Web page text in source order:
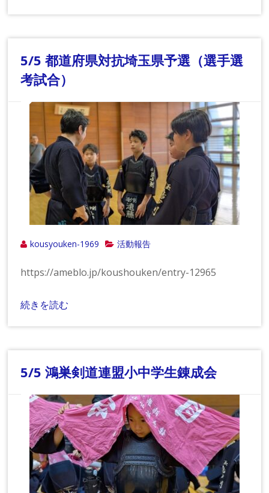
5/5 都道府県対抗埼玉県予選（選手選
考試合）
kousyouken-1969 活動報告
https://ameblo.jp/koushouken/entry-12965
続きを読む
5/5 鴻巣剣道連盟小中学生錬成会